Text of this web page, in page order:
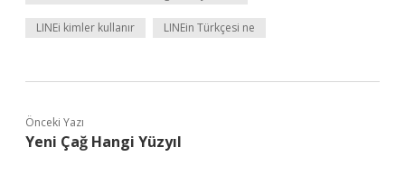
LINEi kimler kullanır LINEin Türkçesi ne
Önceki Yazı
Yeni Çağ Hangi Yüzyıl